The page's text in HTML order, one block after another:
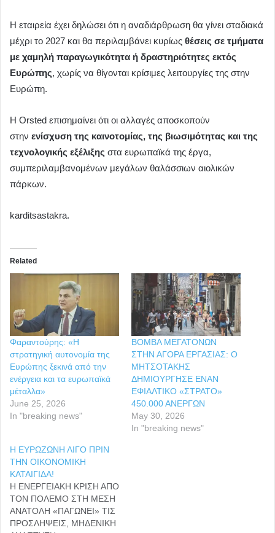
Η εταιρεία έχει δηλώσει ότι η αναδιάρθρωση θα γίνει σταδιακά
μέχρι το 2027 και θα περιλαμβάνει κυρίως θέσεις σε τμήματα
με χαμηλή παραγωγικότητα ή δραστηριότητες εκτός
Ευρώπης, χωρίς να θίγονται κρίσιμες λειτουργίες της στην
Ευρώπη.
Η Orsted επισημαίνει ότι οι αλλαγές αποσκοπούν
στην ενίσχυση της καινοτομίας, της βιωσιμότητας και της
τεχνολογικής εξέλιξης στα ευρωπαϊκά της έργα,
συμπεριλαμβανομένων μεγάλων θαλάσσιων αιολικών
πάρκων.
karditsastakra.
Related
Φαραντούρης: «Η
στρατηγική αυτονομία της
Ευρώπης ξεκινά από την
ενέργεια και τα ευρωπαϊκά
μέταλλα»
June 25, 2026
In "breaking news"
ΒΟΜΒΑ ΜΕΓΑΤΟΝΩΝ
ΣΤΗΝ ΑΓΟΡΑ ΕΡΓΑΣΙΑΣ: Ο
ΜΗΤΣΟΤΑΚΗΣ
ΔΗΜΙΟΥΡΓΗΣΕ ΕΝΑΝ
ΕΦΙΑΛΤΙΚΟ «ΣΤΡΑΤΟ»
450.000 ΑΝΕΡΓΩΝ
May 30, 2026
In "breaking news"
Η ΕΥΡΩΖΩΝΗ ΛΙΓΟ ΠΡΙΝ
ΤΗΝ ΟΙΚΟΝΟΜΙΚΗ
ΚΑΤΑΙΓΙΔΑ!
Η ΕΝΕΡΓΕΙΑΚΗ ΚΡΙΣΗ ΑΠΟ
ΤΟΝ ΠΟΛΕΜΟ ΣΤΗ ΜΕΣΗ
ΑΝΑΤΟΛΗ «ΠΑΓΩΝΕΙ» ΤΙΣ
ΠΡΟΣΛΗΨΕΙΣ, ΜΗΔΕΝΙΚΗ